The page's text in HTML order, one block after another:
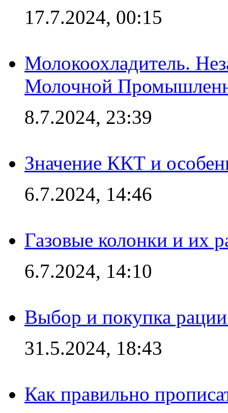
17.7.2024, 00:15
Молокоохладитель.
Молочной
8.7.2024, 23:39
Значение ККТ и
6.7.2024, 14:46
Газовые колонки и их
6.7.2024, 14:10
Выбор и покупка
31.5.2024, 18:43
Как правильно